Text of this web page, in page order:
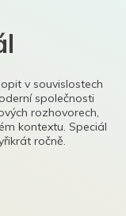
v souvislostech
společnosti
rozhovorech,
kontextu. Speciál
ročně.